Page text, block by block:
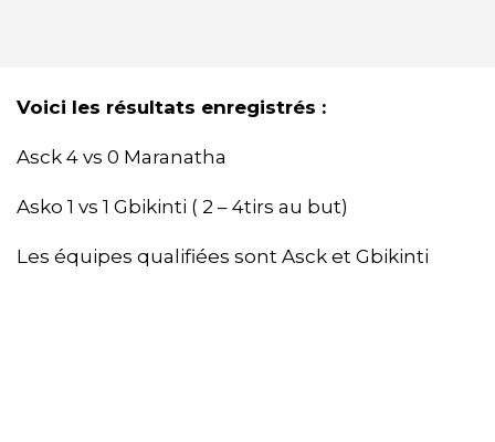
Voici les résultats enregistrés :
Asck 4 vs 0 Maranatha
Asko 1 vs 1 Gbikinti ( 2 – 4tirs au but)
Les équipes qualifiées sont Asck et Gbikinti